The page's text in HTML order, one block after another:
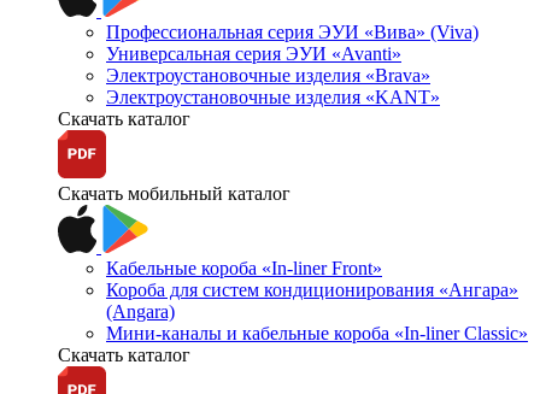
Профессиональная серия ЭУИ «Вива» (Viva)
Универсальная серия ЭУИ «Avanti»
Электроустановочные изделия «Brava»
Электроустановочные изделия «KANT»
Скачать каталог
Скачать мобильный каталог
Кабельные короба «In-liner Front»
Короба для систем кондиционирования «Ангара»
(Angara)
Мини-каналы и кабельные короба «In-liner Classic»
Скачать каталог